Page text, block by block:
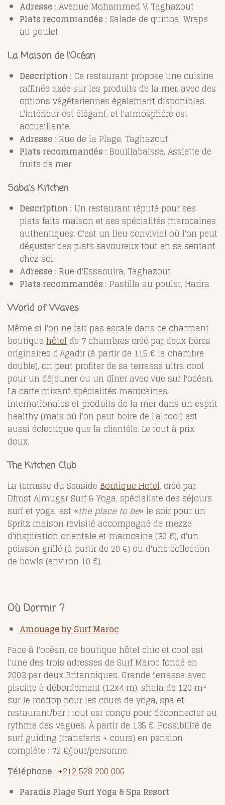
Adresse : Avenue Mohammed V, Taghazout
Plats recommandés : Salade de quinoa, Wraps
au poulet
La Maison de l’Océan
Description : Ce restaurant propose une cuisine
raffinée axée sur les produits de la mer, avec des
options végétariennes également disponibles.
L'intérieur est élégant, et l'atmosphère est
accueillante.
Adresse : Rue de la Plage, Taghazout
Plats recommandés : Bouillabaisse, Assiette de
fruits de mer
Saba’s Kitchen
Description : Un restaurant réputé pour ses
plats faits maison et ses spécialités marocaines
authentiques. C'est un lieu convivial où l'on peut
déguster des plats savoureux tout en se sentant
chez soi.
Adresse : Rue d'Essaouira, Taghazout
Plats recommandés : Pastilla au poulet, Harira
World of Waves
Même si l'on ne fait pas escale dans ce charmant
boutique hôtel de 7 chambres créé par deux frères
originaires d'Agadir (à partir de 115 € la chambre
double), on peut profiter de sa terrasse ultra cool
pour un déjeuner ou un dîner avec vue sur l'océan.
La carte mixant spécialités marocaines,
internationales et produits de la mer dans un esprit
healthy (mais où l'on peut boire de l'alcool) est
aussi éclectique que la clientèle. Le tout à prix
doux.
The Kitchen Club
La terrasse du Seaside Boutique Hotel, créé par
Dfrost Almugar Surf & Yoga, spécialiste des séjours
surf et yoga, est «the place to be» le soir pour un
Spritz maison revisité accompagné de mezze
d'inspiration orientale et marocaine (30 €), d'un
poisson grillé (à partir de 20 €) ou d'une collection
de bowls (environ 10 €).
Où Dormir ?
Amouage by Surf Maroc
Face à l'océan, ce boutique hôtel chic et cool est
l'une des trois adresses de Surf Maroc fondé en
2003 par deux Britanniques. Grande terrasse avec
piscine à débordement (12x4 m), shala de 120 m²
sur le rooftop pour les cours de yoga, spa et
restaurant/bar : tout est conçu pour déconnecter au
rythme des vagues. À partir de 135 €. Possibilité de
surf guiding (transferts + cours) en pension
complète : 72 €/jour/personne.
Téléphone : +212 528 200 006
Paradis Plage Surf Yoga & Spa Resort